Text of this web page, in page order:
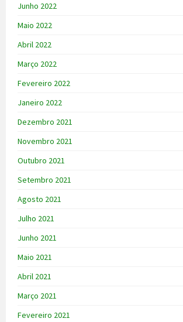
Junho 2022
Maio 2022
Abril 2022
Março 2022
Fevereiro 2022
Janeiro 2022
Dezembro 2021
Novembro 2021
Outubro 2021
Setembro 2021
Agosto 2021
Julho 2021
Junho 2021
Maio 2021
Abril 2021
Março 2021
Fevereiro 2021